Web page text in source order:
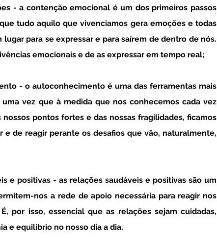
- a contenção emocional é um dos primeiros passos
tudo aquilo que vivenciamos gera emoções e todas
para se expressar e para saírem de dentro de nós.
emocionais e de as expressar em tempo real;
- o autoconhecimento é uma das ferramentas mais
vez que à medida que nos conhecemos cada vez
pontos fortes e das nossas fragilidades, ficamos
e de reagir perante os desafios que vão, naturalmente,
e positivas -
as relações saudáveis e positivas são um
nos a rede de apoio necessária para reagir nos
por isso, essencial que as relações sejam cuidadas,
e equilíbrio no nosso dia a dia.